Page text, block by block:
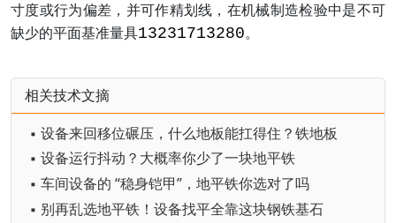
寸度或行为偏差，并可作精划线，在机械制造检验中是不可
缺少的平面基准量具13231713280。
相关技术文摘
▪ 设备来回移位碾压，什么地板能扛得住？铁地板
▪ 设备运行抖动？大概率你少了一块地平铁
▪ 车间设备的 “稳身铠甲”，地平铁你选对了吗
▪ 别再乱选地平铁！设备找平全靠这块钢铁基石